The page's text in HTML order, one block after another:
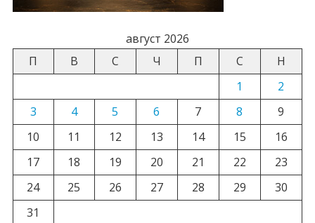
август 2026
П
В С Ч П С
Н
1
2
3
4 5 6 7 8
9
10
11 12 13 14 15
16
17
18 19 20 21 22
23
24
25 26 27 28 29
30
31